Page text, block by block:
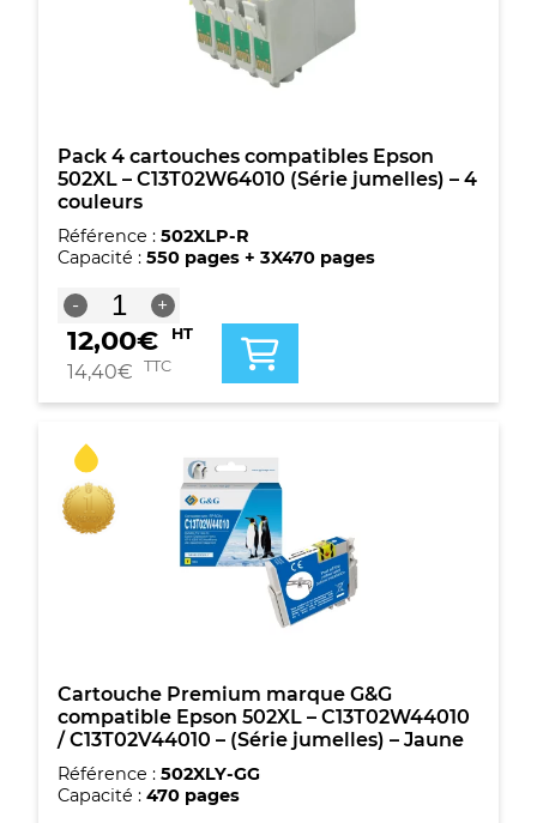
C13T02W64010
couleurs
Pack 4 cartouches compatibles Epson
502XL – C13T02W64010 (Série jumelles) – 4
couleurs
Référence : 502XLP-R
Capacité : 550 pages + 3X470 pages
-
quantité
de
Pack
4
compatibles
502XL
-
C13T02W64010
(Série
+
12,00€ HT
14,40€ TTC
Cartouche Premium marque G&G
compatible Epson 502XL – C13T02W44010
/ C13T02V44010 – (Série jumelles) – Jaune
Référence : 502XLY-GG
Capacité : 470 pages